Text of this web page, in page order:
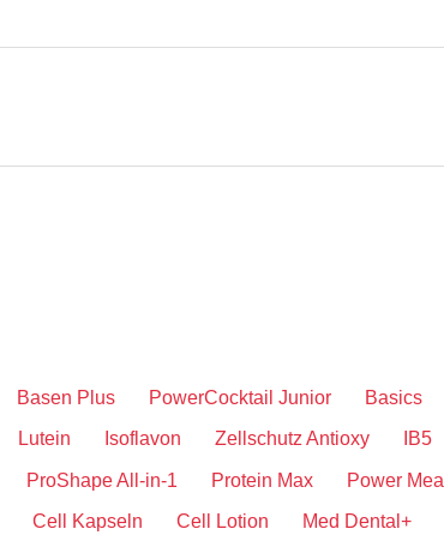
Basen Plus PowerCocktail Junior Basics
Lutein Isoflavon Zellschutz Antioxy IB5
ProShape All-in-1 Protein Max Power Meal
Cell Kapseln Cell Lotion Med Dental+